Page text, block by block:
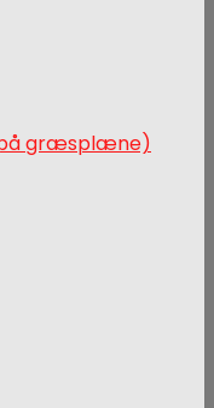
på græsplæne)